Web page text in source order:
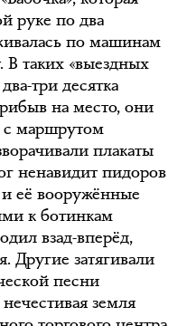
руке по два
по машинам
В таких «выездных
три десятка
на место, они
маршрутом
плакаты
ненавидит пидоров
её вооружённые
к ботинкам
взад-вперёд,
Другие затягивали
песни
земля